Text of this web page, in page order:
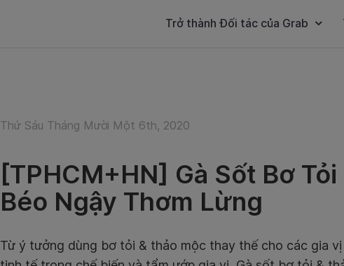
Trở thành Đối tác của Grab
Thứ Sáu Tháng Mười Một 6th, 2020
[TPHCM+HN] Gà Sốt Bơ
Béo Ngậy Thơm Lừng
Từ ý tưởng dùng bơ tỏi & thảo mộc thay thế cho các gia